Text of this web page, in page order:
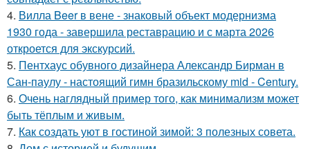
4. Вилла Beer в вене - знаковый объект модернизма
1930 года - завершила реставрацию и с марта 2026
откроется для экскурсий.
5. Пентхаус обувного дизайнера Александр Бирман в
Сан-паулу - настоящий гимн бразильскому mid - Century.
6. Очень наглядный пример того, как минимализм может
быть тёплым и живым.
7. Как создать уют в гостиной зимой: 3 полезных совета.